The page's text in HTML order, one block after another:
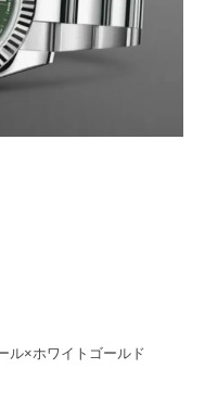
ル×ホワイトゴールド